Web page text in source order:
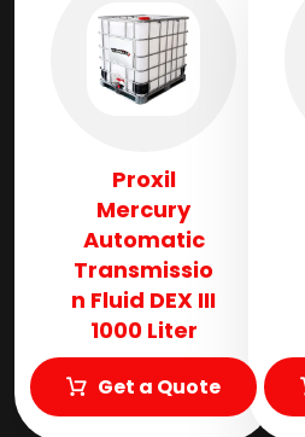
Proxil
Mercury
Automatic
Transmissio
n Fluid​ DEX III
1000 Liter
Get a Quote